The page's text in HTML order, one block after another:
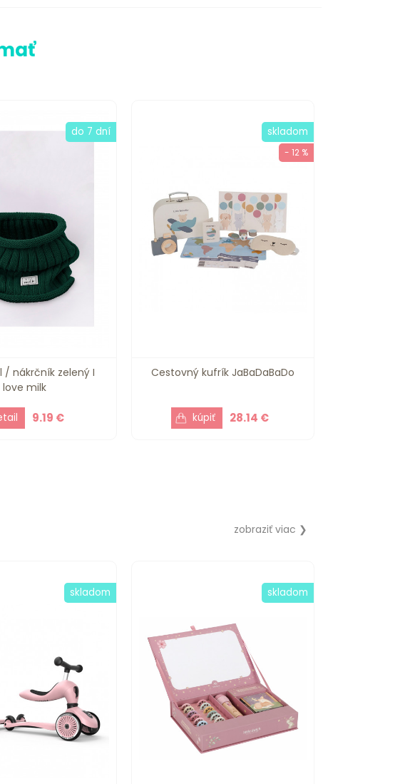
/ nákrčník zelený I
love milk
9.19 €
do 7 dní
Cestovný kufrík JaBaDaBaDo
28.14 €
skladom
- 12 %
zobraziť viac ❯
skladom skladom